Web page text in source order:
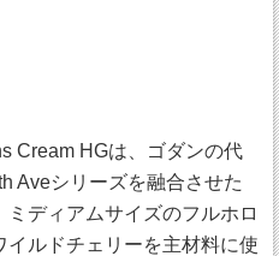
Cream HGは、ゴダンの代
Aveシリーズを融合させた
ディアムサイズのフルホロ
ルドチェリーを主材料に使